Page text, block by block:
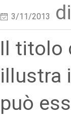
3/11/2013
Il titolo
illustra
può